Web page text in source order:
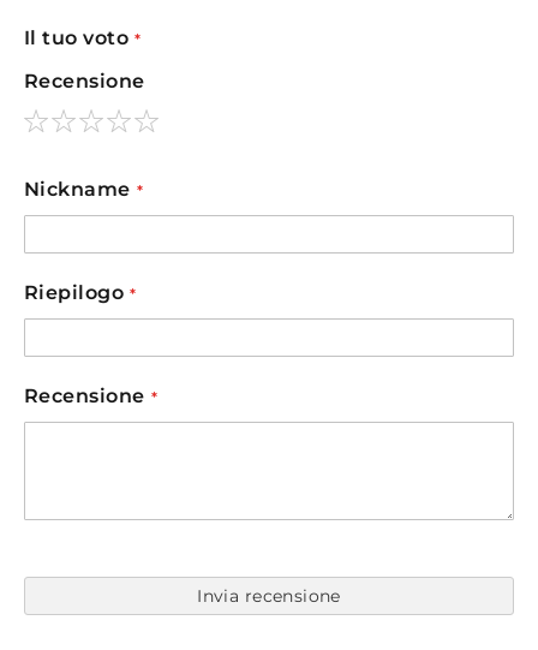
Il tuo voto
Recensione
star
stars
stars
stars
stars
Nickname
Riepilogo
Recensione
Invia recensione